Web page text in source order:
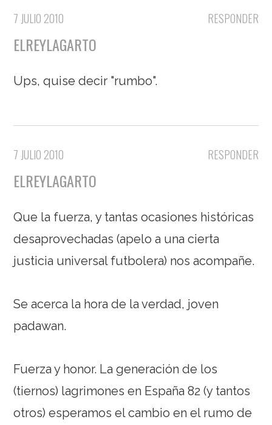
RESPONDER
7 JULIO 2010
ELREYLAGARTO
Ups, quise decir "rumbo".
RESPONDER
7 JULIO 2010
ELREYLAGARTO
Que la fuerza, y tantas ocasiones históricas
desaprovechadas (apelo a una cierta
justicia universal futbolera) nos acompañe.
Se acerca la hora de la verdad, joven
padawan.
Fuerza y honor. La generación de los
(tiernos) lagrimones en España 82 (y tantos
otros) esperamos el cambio en el rumo de